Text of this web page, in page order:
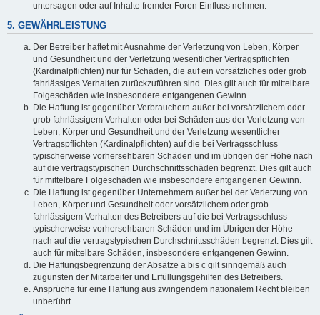
untersagen oder auf Inhalte fremder Foren Einfluss nehmen.
5. GEWÄHRLEISTUNG
Der Betreiber haftet mit Ausnahme der Verletzung von Leben, Körper
und Gesundheit und der Verletzung wesentlicher Vertragspflichten
(Kardinalpflichten) nur für Schäden, die auf ein vorsätzliches oder grob
fahrlässiges Verhalten zurückzuführen sind. Dies gilt auch für mittelbare
Folgeschäden wie insbesondere entgangenen Gewinn.
Die Haftung ist gegenüber Verbrauchern außer bei vorsätzlichem oder
grob fahrlässigem Verhalten oder bei Schäden aus der Verletzung von
Leben, Körper und Gesundheit und der Verletzung wesentlicher
Vertragspflichten (Kardinalpflichten) auf die bei Vertragsschluss
typischerweise vorhersehbaren Schäden und im übrigen der Höhe nach
auf die vertragstypischen Durchschnittsschäden begrenzt. Dies gilt auch
für mittelbare Folgeschäden wie insbesondere entgangenen Gewinn.
Die Haftung ist gegenüber Unternehmern außer bei der Verletzung von
Leben, Körper und Gesundheit oder vorsätzlichem oder grob
fahrlässigem Verhalten des Betreibers auf die bei Vertragsschluss
typischerweise vorhersehbaren Schäden und im Übrigen der Höhe
nach auf die vertragstypischen Durchschnittsschäden begrenzt. Dies gilt
auch für mittelbare Schäden, insbesondere entgangenen Gewinn.
Die Haftungsbegrenzung der Absätze a bis c gilt sinngemäß auch
zugunsten der Mitarbeiter und Erfüllungsgehilfen des Betreibers.
Ansprüche für eine Haftung aus zwingendem nationalem Recht bleiben
unberührt.